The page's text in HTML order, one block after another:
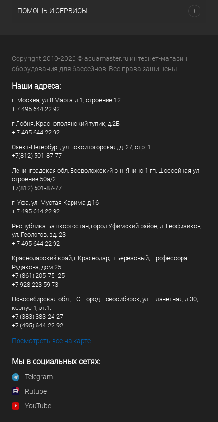
ПОМОЩЬ И СЕРВИСЫ
Copyright 2010-2026 © aquamaster.ru интернет-магазин
оборудования для бассейнов. Все права защищены.
Наши адреса:
г. Москва, ул.8 Марта, д.1, строение 12
+ 7 495 644 22 92
г.Лобня, Краснополянский тупик, д.2Б
+ 7 495 644 22 92
Санкт-Петербург, ул Бокситогорская, д. 27, стр. 1
+7(812) 501-87-77
Ленинградская обл, Всеволожский р-н, Янино-1 гп, Шоссейная ул,
строение 50а/2
+7(812) 501-87-77
г. Уфа, ул. Мустая Карима д.16
+ 7 495 644 22 92
Республика Башкортостан, город Уфимский район, д. Геофизиков,
ул. Геологов, зд. 23
+ 7 495 644 22 92
Краснодарский край, г Краснодар, п Березовый, Профессора
Рудакова, дом 25
+7 (861) 205-75- 25
+7 928 223 59 73
Новосибирская обл., Г.О. Город Новосибирск, ул. Планетная, д.30,
корпус 1, эт.1.
+7 (383) 383-24-27
+7 (495) 644-22-92
Посмотреть все на карте
Мы в социальных сетях:
Telegram
Rutube
YouTube